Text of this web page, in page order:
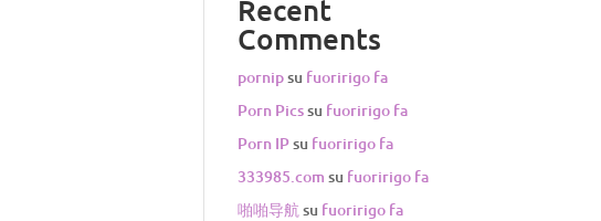
Recent
Comments
pornipsu fuoririgo fa
Porn Picssu fuoririgo fa
Porn IPsu fuoririgo fa
333985.com su fuoririgo fa
啪啪导航su fuoririgo fa